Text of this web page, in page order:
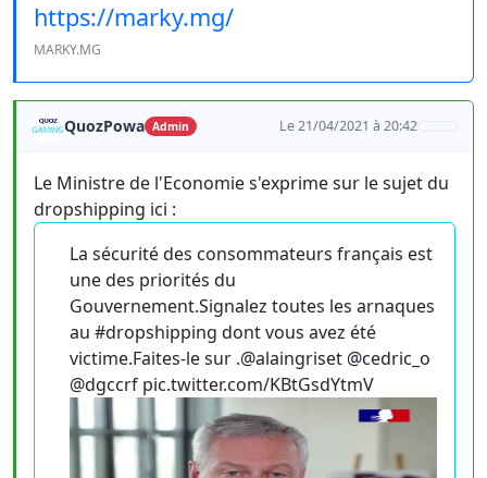
https://marky.mg/
MARKY.MG
QuozPowa Admin Le 21/04/2021 à 20:42
Le Ministre de l'Economie s'exprime sur le sujet du
dropshipping ici :
La sécurité des consommateurs français est
une des priorités du
Gouvernement.Signalez toutes les arnaques
au #dropshipping dont vous avez été
victime.Faites-le sur .@alaingriset @cedric_o
@dgccrf pic.twitter.com/KBtGsdYtmV